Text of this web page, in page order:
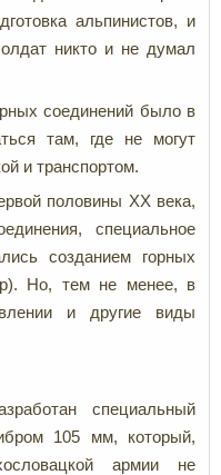
альпинистов, и
никто и не думал
соединений было в
там, где не могут
и транспортом.
половины ХХ века,
специальное
созданием горных
Но, тем не менее, в
и другие виды
специальный
105 мм, который,
армии не